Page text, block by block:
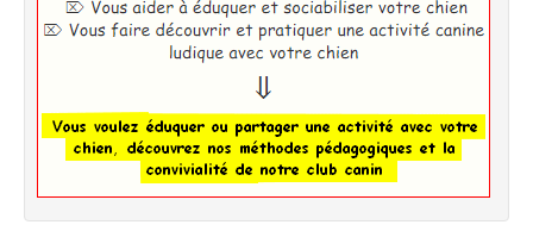
Nos activités
Exercices à la maison